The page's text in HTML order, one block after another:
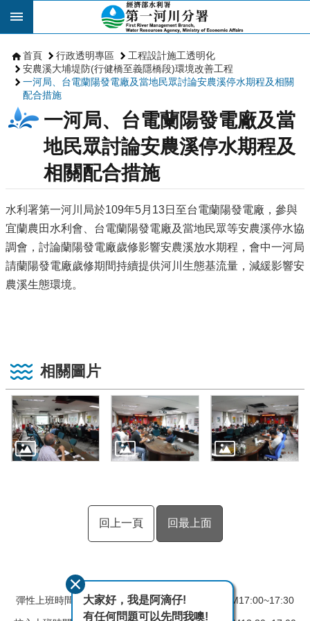
跳到主要內容區塊
首頁 行政透明專區
工程設計施工透明化
安農溪大埔堤防(行健橋至義隱橋段)環境改善工程
一河局、台電蘭陽發電廠及當地民眾討論安農溪停水期程及相關
配合措施
一河局、台電蘭陽發電廠及當
地民眾討論安農溪停水期程及
相關配合措施
水利署第一河川局於109年5月13日至台電蘭陽發電廠，參與
宜蘭農田水利會、台電蘭陽發電廠及當地民眾等安農溪停水協
調會，討論蘭陽發電廠歲修影響安農溪放水期程，會中一河局
請蘭陽發電廠歲修期間持續提供河川生態基流量，減緩影響安
農溪生態環境。
相關圖片
回上一頁 回最上面
彈性上班時間：AM08:00~08:30 彈性下班時間：PM17:00~17:30
大家好，我是阿滴仔!
有任何問題可以先問我噢!